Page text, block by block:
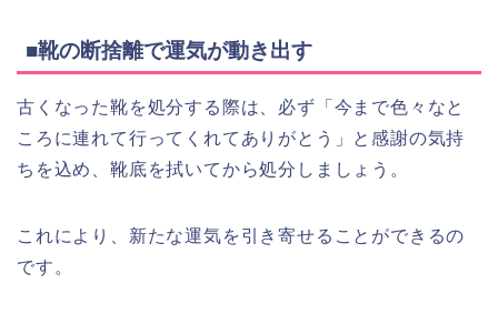
■靴の断捨離で運気が動き出す
古くなった靴を処分する際は、必ず「今まで色々なと
ころに連れて行ってくれてありがとう」と感謝の気持
ちを込め、靴底を拭いてから処分しましょう。
これにより、新たな運気を引き寄せることができるの
です。